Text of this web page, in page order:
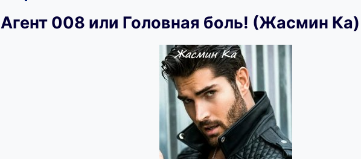
Агент 008 или Головная боль! (Жасмин Ка)